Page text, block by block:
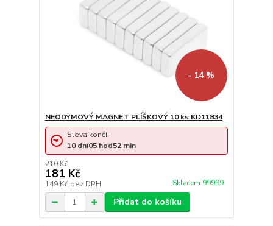
- 14 %
NEODYMOVÝ MAGNET PLÍŠKOVÝ 10 ks KD11834
210 Kč
181 Kč
149 Kč bez DPH Skladem 99999
Sleva končí:
10 dní05 hod52 min
Přidat do košíku